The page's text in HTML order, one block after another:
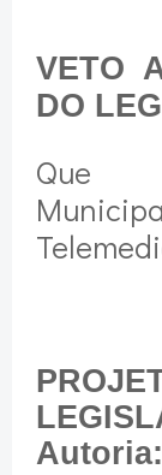
VETO
DO
Que